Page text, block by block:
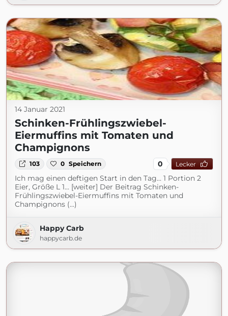
14 Januar 2021
Schinken-Frühlingszwiebel-
Eiermuffins mit Tomaten und
Champignons
103 0 Speichern 0 Lecker
Ich mag einen deftigen Start in den Tag… 1 Portion 2
Eier, Größe L 1... [weiter] Der Beitrag Schinken-
Frühlingszwiebel-Eiermuffins mit Tomaten und
Champignons (...)
Happy Carb
happycarb.de